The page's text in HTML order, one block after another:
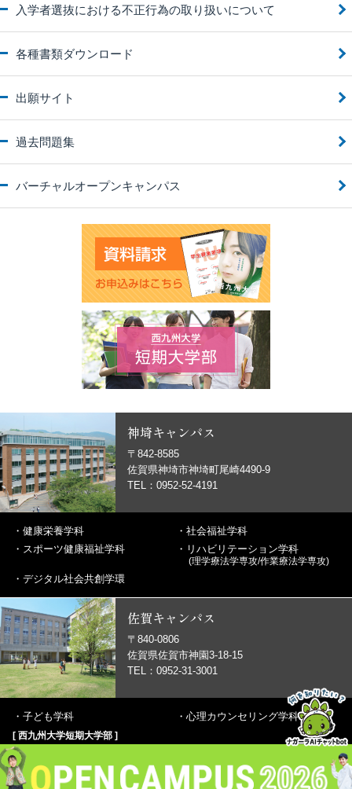
入学者選抜における不正行為の取り扱いについて
各種書類ダウンロード
出願サイト
過去問題集
バーチャルオープンキャンパス
神埼キャンパス
〒842-8585
佐賀県神埼市神埼町尾崎4490-9
TEL：0952-52-4191
・ 健康栄養学科 ・ 社会福祉学科
・ スポーツ健康福祉学科 ・ リハビリテーション学科
(理学療法学専攻/作業療法学専攻)
・ デジタル社会共創学環
佐賀キャンパス
〒840-0806
佐賀県佐賀市神園3-18-15
TEL：0952-31-3001
・ 子ども学科 ・ 心理カウンセリング学科
[ 西九州大学短期大学部 ]
・地域生活支援学科